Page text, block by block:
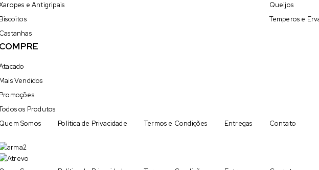
e Antigripais
Biscoitos
Castanhas
Queijos
Temperos e
COMPRE
Mais Vendidos
Promoções
os Produtos
Quem Somos
Política de Privacidade Termos e Condições Entregas Contato